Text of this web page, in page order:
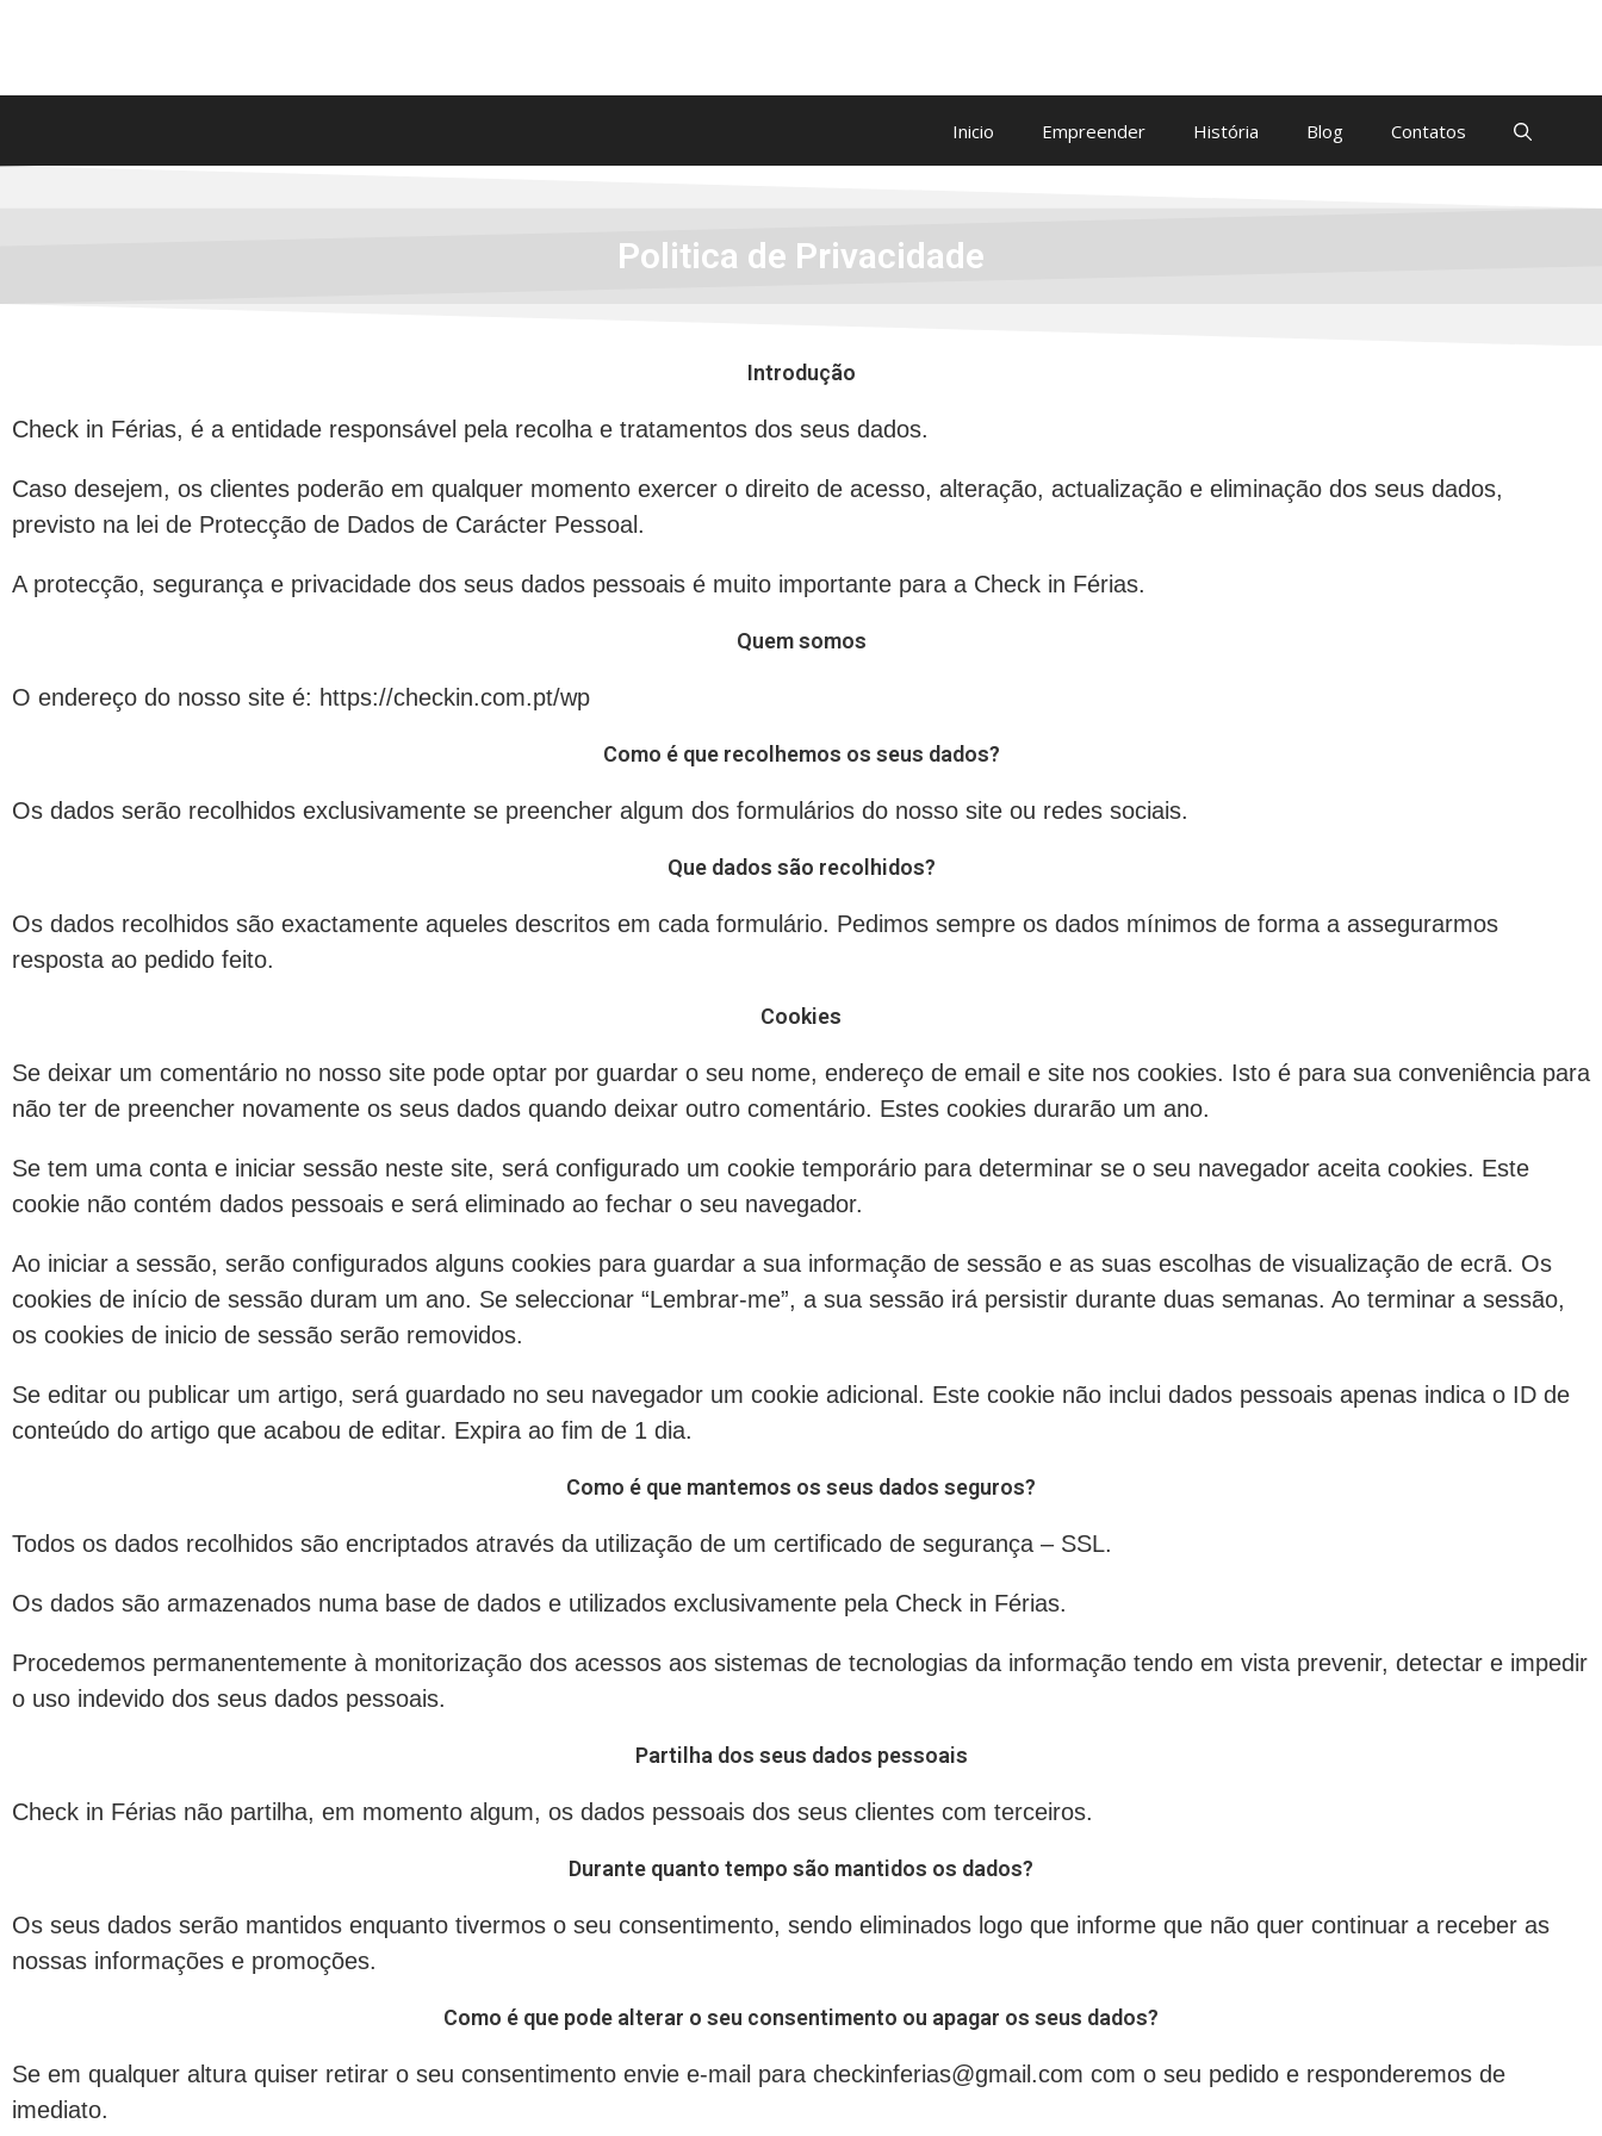
Inicio Empreender História Blog Contatos
Politica de Privacidade
Introdução
Check in Férias, é a entidade responsável pela recolha e tratamentos dos seus dados.
Caso desejem, os clientes poderão em qualquer momento exercer o direito de acesso, alteração, actualização e eliminação dos seus dados,
previsto na lei de Protecção de Dados de Carácter Pessoal.
A protecção, segurança e privacidade dos seus dados pessoais é muito importante para a Check in Férias.
Quem somos
O endereço do nosso site é: https://checkin.com.pt/wp
Como é que recolhemos os seus dados?
Os dados serão recolhidos exclusivamente se preencher algum dos formulários do nosso site ou redes sociais.
Que dados são recolhidos?
Os dados recolhidos são exactamente aqueles descritos em cada formulário. Pedimos sempre os dados mínimos de forma a assegurarmos
resposta ao pedido feito.
Cookies
Se deixar um comentário no nosso site pode optar por guardar o seu nome, endereço de email e site nos cookies. Isto é para sua conveniência para
não ter de preencher novamente os seus dados quando deixar outro comentário. Estes cookies durarão um ano.
Se tem uma conta e iniciar sessão neste site, será configurado um cookie temporário para determinar se o seu navegador aceita cookies. Este
cookie não contém dados pessoais e será eliminado ao fechar o seu navegador.
Ao iniciar a sessão, serão configurados alguns cookies para guardar a sua informação de sessão e as suas escolhas de visualização de ecrã. Os
cookies de início de sessão duram um ano. Se seleccionar “Lembrar-me”, a sua sessão irá persistir durante duas semanas. Ao terminar a sessão,
os cookies de inicio de sessão serão removidos.
Se editar ou publicar um artigo, será guardado no seu navegador um cookie adicional. Este cookie não inclui dados pessoais apenas indica o ID de
conteúdo do artigo que acabou de editar. Expira ao fim de 1 dia.
Como é que mantemos os seus dados seguros?
Todos os dados recolhidos são encriptados através da utilização de um certificado de segurança – SSL.
Os dados são armazenados numa base de dados e utilizados exclusivamente pela Check in Férias.
Procedemos permanentemente à monitorização dos acessos aos sistemas de tecnologias da informação tendo em vista prevenir, detectar e impedir
o uso indevido dos seus dados pessoais.
Partilha dos seus dados pessoais
Check in Férias não partilha, em momento algum, os dados pessoais dos seus clientes com terceiros.
Durante quanto tempo são mantidos os dados?
Os seus dados serão mantidos enquanto tivermos o seu consentimento, sendo eliminados logo que informe que não quer continuar a receber as
nossas informações e promoções.
Como é que pode alterar o seu consentimento ou apagar os seus dados?
Se em qualquer altura quiser retirar o seu consentimento envie e-mail para checkinferias@gmail.com com o seu pedido e responderemos de
imediato.